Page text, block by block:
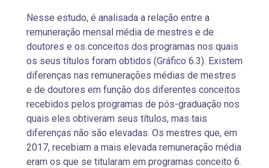
Nesse estudo, é analisada a relação entre a
remuneração mensal média de mestres e de
doutores e os conceitos dos programas nos quais
os seus títulos foram obtidos (Gráfico 6.3). Existem
diferenças nas remunerações médias de mestres
e de doutores em função dos diferentes conceitos
recebidos pelos programas de pós-graduação nos
quais eles obtiveram seus títulos, mas tais
diferenças não são elevadas. Os mestres que, em
2017, recebiam a mais elevada remuneração média
eram os que se titularam em programas conceito 6.